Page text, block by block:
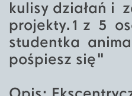
kulisy działań i
projekty.1 z 5
studentka
pośpiesz się"